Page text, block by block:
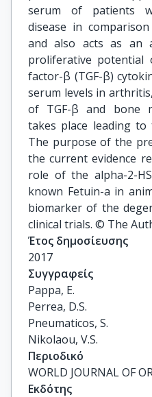
serum of patients
disease in
and also acts as an
proliferative
factor-β (TGF-β)
serum levels in
of TGF-β and bone
takes place leading
The purpose of the
the current evidence
role of the alpha-2-
known Fetuin-a in
biomarker of the
clinical trials. © The
Έτος δημοσίευσης
2017
Συγγραφείς
Pappa, E.
Perrea, D.S.
Pneumaticos, S.
Nikolaou, V.S.
Περιοδικό
WORLD JOURNAL OF
Εκδότης